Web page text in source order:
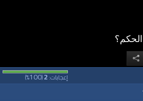
إعجابات:2
(
100
%)